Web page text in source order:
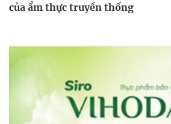
của ẩm thực truyền thống